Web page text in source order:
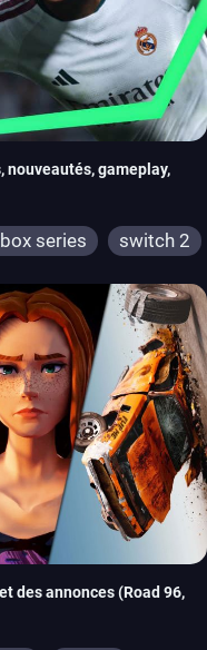
nouveautés, gameplay,
series switch 2
des annonces (Road 96,